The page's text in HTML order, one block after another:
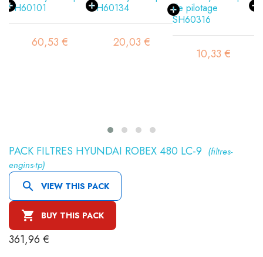
60,53 € 20,03 €
10,33 €
PACK FILTRES HYUNDAI ROBEX 480 LC-9 (filtres-
engins-tp)
 VIEW THIS PACK
 BUY THIS PACK
361,96 €